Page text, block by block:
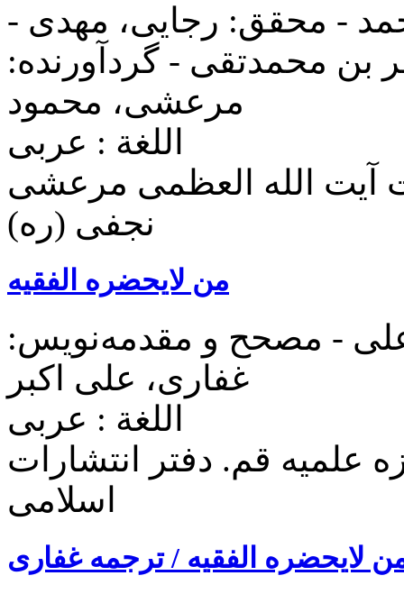
- محقق: رجایی، مهدی -
بن محمدتقی - گردآورنده:
مرعشی، محمود
اللغة : عربی
آيت الله العظمی مرعشی
نجفی (ره)
من لايحضره الفقيه
علی - مصحح و مقدمه‌نويس:
غفاری، علی‌ اکبر
اللغة : عربی
علمیه قم. دفتر انتشارات
اسلامی
لايحضره الفقيه / ترجمه غفاری